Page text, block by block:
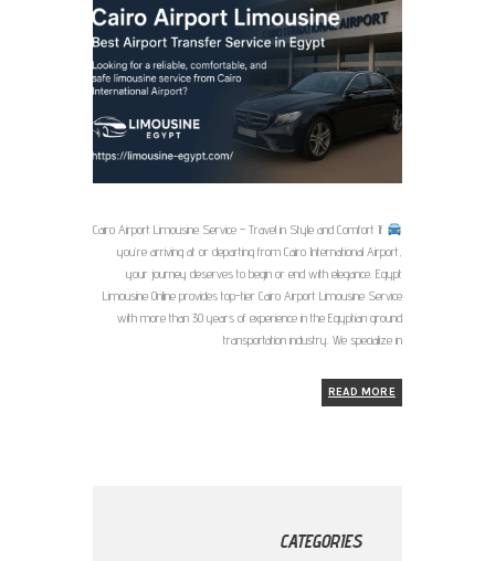
Cairo Airport Limousine Service – Travel in Style and Comfort If
you’re arriving at or departing from Cairo International Airport,
your journey deserves to begin or end with elegance. Egypt
Limousine Online provides top-tier Cairo Airport Limousine Service
with more than 30 years of experience in the Egyptian ground
transportation industry. We specialize in
READ MORE
CATEGORIES